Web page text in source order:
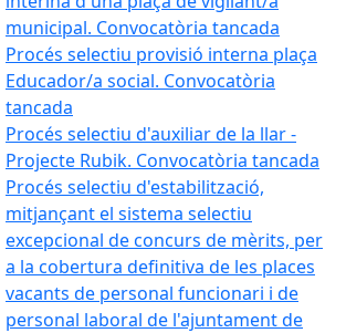
municipal. Convocatòria tancada
Procés selectiu provisió interna plaça
Educador/a social. Convocatòria
tancada
Procés selectiu d'auxiliar de la llar -
Projecte Rubik. Convocatòria tancada
Procés selectiu d'estabilització,
mitjançant el sistema selectiu
excepcional de concurs de mèrits, per
a la cobertura definitiva de les places
vacants de personal funcionari i de
personal laboral de l'ajuntament de